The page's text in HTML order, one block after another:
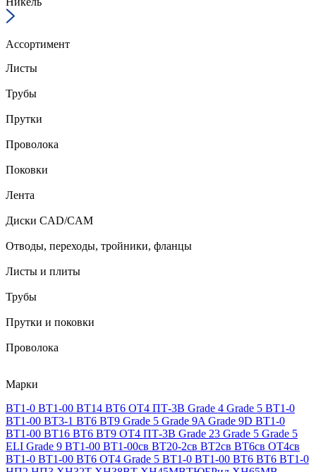
Ассортимент
Листы
Трубы
Прутки
Проволока
Поковки
Лента
Диски CAD/CAM
Отводы, переходы, тройники, фланцы
Листы и плиты
Трубы
Прутки и поковки
Проволока
Марки
ВТ1-0 ВТ1-00 ВТ14 ВТ6 ОТ4 ПТ-3В Grade 4 Grade 5 ВТ1-0
ВТ1-00 ВТ3-1 ВТ6 ВТ9 Grade 5 Grade 9A Grade 9D ВТ1-0
ВТ1-00 ВТ16 ВТ6 ВТ9 ОТ4 ПТ-3В Grade 23 Grade 5 Grade 5
ELI Grade 9 ВТ1-00 ВТ1-00св ВТ20-2св ВТ2св ВТ6св ОТ4св
ВТ1-0 ВТ1-00 ВТ6 ОТ4 Grade 5 ВТ1-0 ВТ1-00 ВТ6 ВТ6 ВТ1-0